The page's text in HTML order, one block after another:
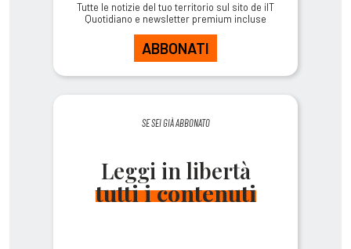
Tutte le notizie del tuo territorio sul sito de ilT
Quotidiano e newsletter premium incluse
ABBONATI
SE SEI GIÀ ABBONATO
Leggi in libertà
tutti i contenuti